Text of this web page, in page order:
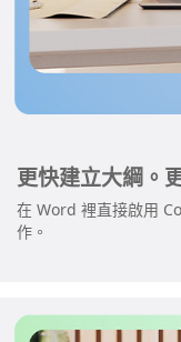
更快建立大綱。
在 Word 裡直接啟用
作。